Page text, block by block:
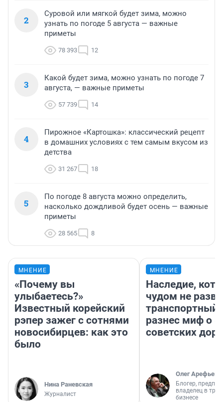
2
Суровой или мягкой будет зима, можно
узнать по погоде 5 августа — важные
приметы
78 393 12
3
Какой будет зима, можно узнать по погоде 7
августа, — важные приметы
57 739 14
4
Пирожное «Картошка»: классический рецепт
в домашних условиях с тем самым вкусом из
детства
31 267 18
5
По погоде 8 августа можно определить,
насколько дождливой будет осень — важные
приметы
28 565 8
МНЕНИЕ
«Почему вы
улыбаетесь?»
Известный корейский
рэпер зажег с сотнями
новосибирцев: как это
было
Нина Раневская
Журналист
МНЕНИЕ
Наследие,
чудом не
транспортный
разнес миф о
советских
Олег Арефьев
Блогер,
владелец в
бизнесе